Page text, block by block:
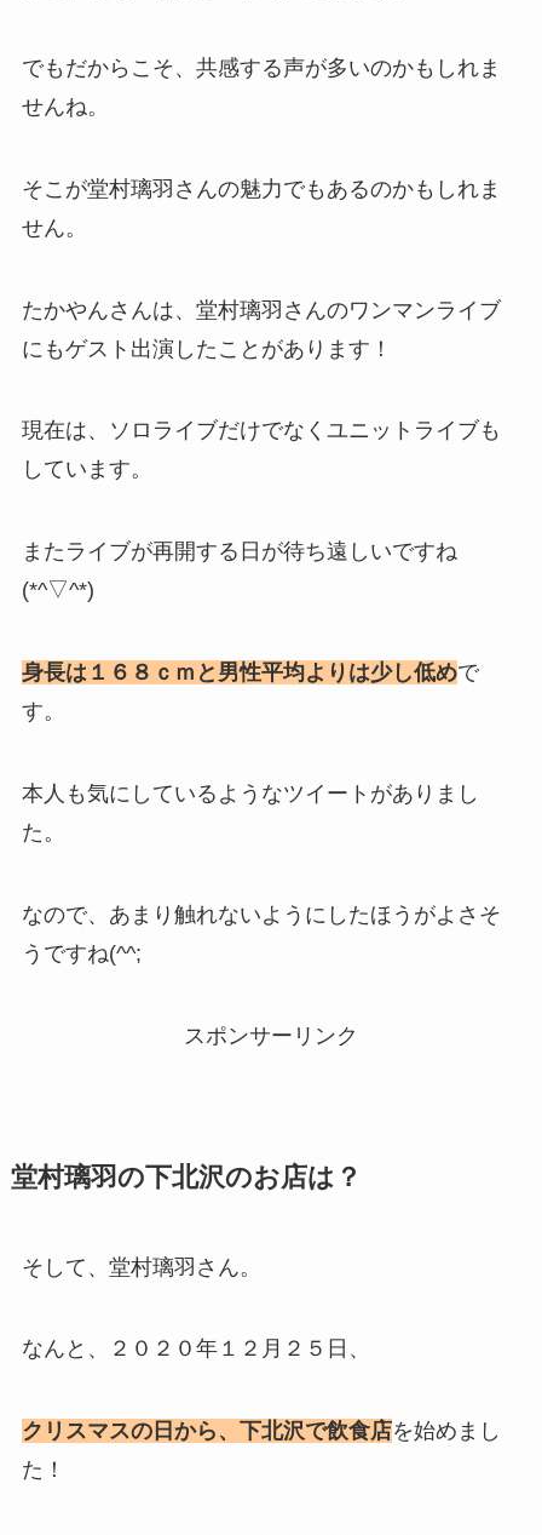
でもだからこそ、共感する声が多いのかもしれま
せんね。
そこが堂村璃羽さんの魅力でもあるのかもしれま
せん。
たかやんさんは、堂村璃羽さんのワンマンライブ
にもゲスト出演したことがあります！
現在は、ソロライブだけでなくユニットライブも
しています。
またライブが再開する日が待ち遠しいですね
(*^▽^*)
身長は１６８ｃｍと男性平均よりは少し低めで
す。
本人も気にしているようなツイートがありまし
た。
なので、あまり触れないようにしたほうがよさそ
うですね(^^;
スポンサーリンク
堂村璃羽の下北沢のお店は？
そして、堂村璃羽さん。
なんと、２０２０年１２月２５日、
クリスマスの日から、下北沢で飲食店を始めまし
た！